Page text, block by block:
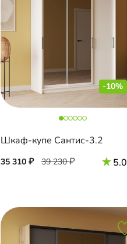
-10%
Шкаф-купе Сантис-3.2
35 310 39 230 5.0